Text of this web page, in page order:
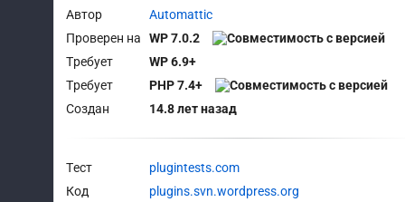
Автор
Automattic
Проверен на
WP 7.0.2
Требует
WP 6.9+
Требует
PHP 7.4+
Создан
14.8 лет назад
Тест
plugintests.com
Код
plugins.svn.wordpress.org